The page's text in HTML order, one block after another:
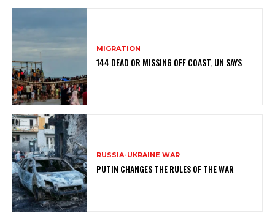
MIGRATION
144 DEAD OR MISSING OFF COAST, UN SAYS
RUSSIA-UKRAINE WAR
PUTIN CHANGES THE RULES OF THE WAR